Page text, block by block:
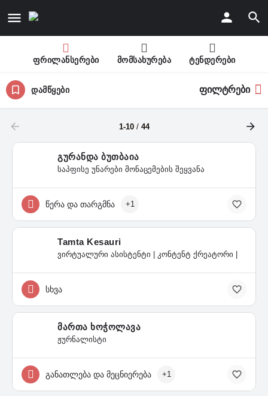
ფრილანსერები მომსახურება ტენდერები
დამწყები ფილტრები
1-10/ 44
გურანდა ბუთბაია
საპფისე უნარები მონაცემების შეყვანა
წერა და თარგმნა +1
Tamta Kesauri
ვირტუალური ასისტენტი | კონტენტ ქრეატორი |
სხვა
მართა ხოჭოლავა
ჟურნალისტი
განათლება და მეცნიერება +1